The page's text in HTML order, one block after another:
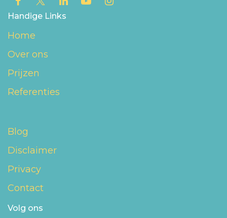
Handige Links
Home
Over ons
Prijzen
Referenties
Blog
Disclaimer
Privacy
Contact
Volg ons